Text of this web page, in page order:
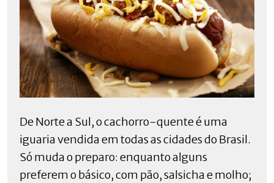
De Norte a Sul, o cachorro-quente é uma
iguaria vendida em todas as cidades do Brasil.
Só muda o preparo: enquanto alguns
preferem o básico, com pão, salsicha e molho;